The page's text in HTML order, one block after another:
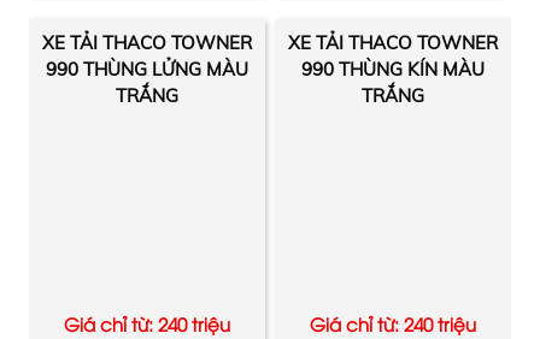
XE TẢI THACO TOWNER
990 THÙNG LỬNG MÀU
TRẮNG
Giá chỉ từ: 240 triệu
XE TẢI THACO TOWNER
990 THÙNG KÍN MÀU
TRẮNG
Giá chỉ từ: 240 triệu